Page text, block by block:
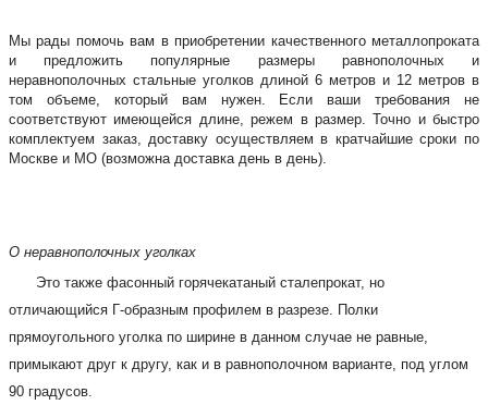
Мы рады помочь вам в приобретении качественного металлопроката
и предложить популярные размеры равнополочных и
неравнополочных стальные уголков длиной 6 метров и 12 метров в
том объеме, который вам нужен. Если ваши требования не
соответствуют имеющейся длине, режем в размер. Точно и быстро
комплектуем заказ, доставку осуществляем в кратчайшие сроки по
Москве и МО (возможна доставка день в день).
О неравнополочных уголках
Это также фасонный горячекатаный сталепрокат, но
отличающийся Г-образным профилем в разрезе. Полки
прямоугольного уголка по ширине в данном случае не равные,
примыкают друг к другу, как и в равнополочном варианте, под углом
90 градусов.